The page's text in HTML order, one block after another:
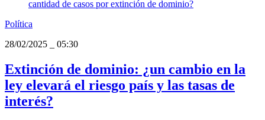
Política
28/02/2025
05:30
Extinción de dominio: ¿un cambio en la
ley elevará el riesgo país y las tasas de
interés?